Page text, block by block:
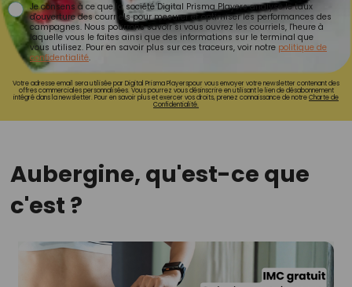
Je consens à ce que la société Digital Prisma Players analyse le taux
d'ouverture des courriels pour mesurer et optimiser les performances des
campagnes. Nous pourrons savoir si vous ouvrez les courriels, l'heure à
laquelle vous le faites ainsi que des informations sur le terminal que
vous utilisez. Pour en savoir plus sur ces traceurs, voir notre politique de
confidentialité.
Votre adresse email sera utilisée par Digital Prisma Playerspour vous envoyer votre newsletter contenant des
offres commerciales personnalisées. Vous pourrez vous désinscrire en utilisant le lien de désabonnement
intégré dans la newsletter. Pour en savoir plus et exercer vos droits, prenez connaissance de notreCharte de
Confidentialité.
Aubergine, qu'est-ce que
c'est ?